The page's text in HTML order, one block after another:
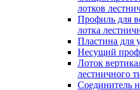
лотков
Профиль для
лотка
Пластина для
Несущий
Лоток
лестничного
Соединитель